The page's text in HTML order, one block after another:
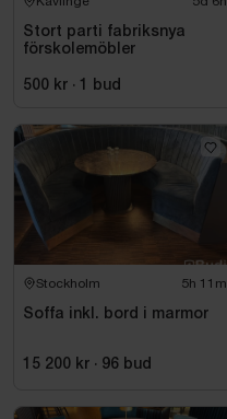
Stort parti fabriksnya
förskolemöbler
500 kr · bud
Stockholm 5h 11m
Soffa inkl. bord i marmor
15 200 kr · 96 bud